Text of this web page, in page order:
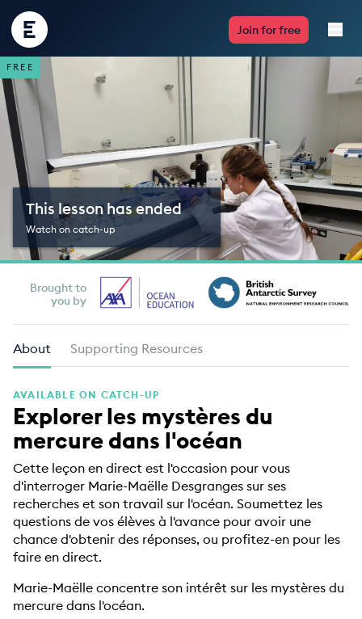
Encounter
Edu
Join for free
Live Lessons
Resources
Multimedia
Take Action
Professional Development
FREE
This lesson has ended
Watch on catch-up
Brought to
you by
About Supporting Resources
AVAILABLE ON CATCH-UP
Explorer les mystères du
mercure dans l'océan
Cette leçon en direct est l'occasion pour vous
d'interroger Marie-Maëlle Desgranges sur ses
recherches et son travail sur l'océan. Soumettez les
questions de vos élèves à l'avance pour avoir une
chance d'obtenir des réponses, ou profitez-en pour les
faire en direct.
Marie-Maëlle concentre son intérêt sur les mystères du
mercure dans l'océan.